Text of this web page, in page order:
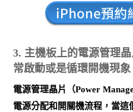
3. 主機板上的電源管理
常啟動或是循環開機現象
電源管理晶片（Power
電源分配和開關機流程，當